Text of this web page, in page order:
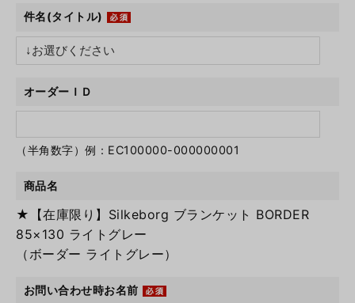
件名(タイトル)
オーダーＩＤ
（半角数字）例：EC100000-000000001
商品名
★【在庫限り】Silkeborg ブランケット BORDER
85×130 ライトグレー
（ボーダー ライトグレー）
お問い合わせ時お名前